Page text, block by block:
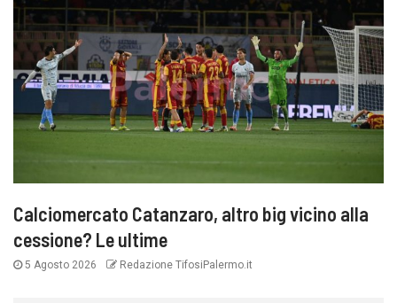
Calciomercato Catanzaro, altro big vicino alla
cessione? Le ultime
5 Agosto 2026 Redazione TifosiPalermo.it